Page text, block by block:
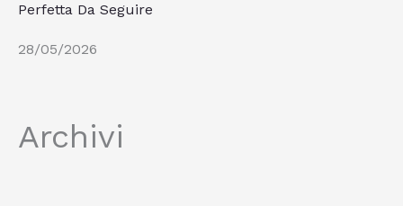
Perfetta Da Seguire
28/05/2026
Archivi